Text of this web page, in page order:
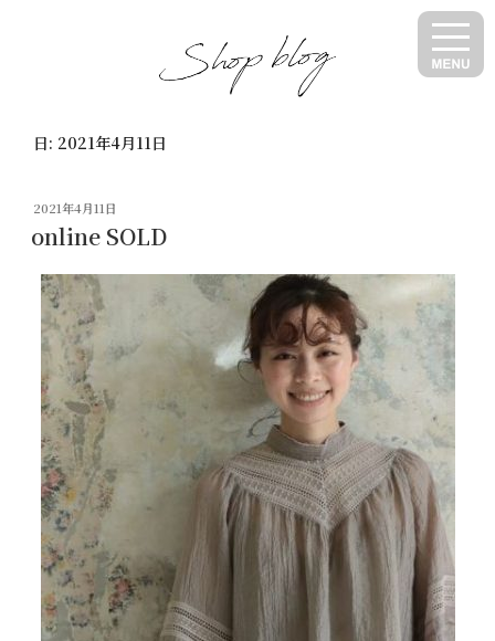
日: 2021年4月11日
投
日:
2021年4月11日
online SOLD